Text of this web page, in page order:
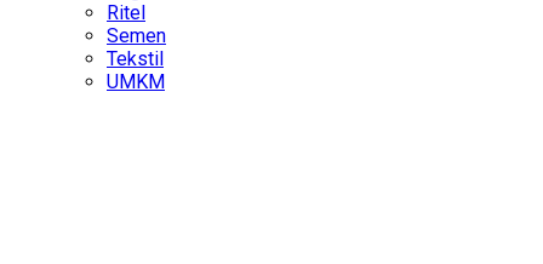
Ritel
Semen
Tekstil
UMKM